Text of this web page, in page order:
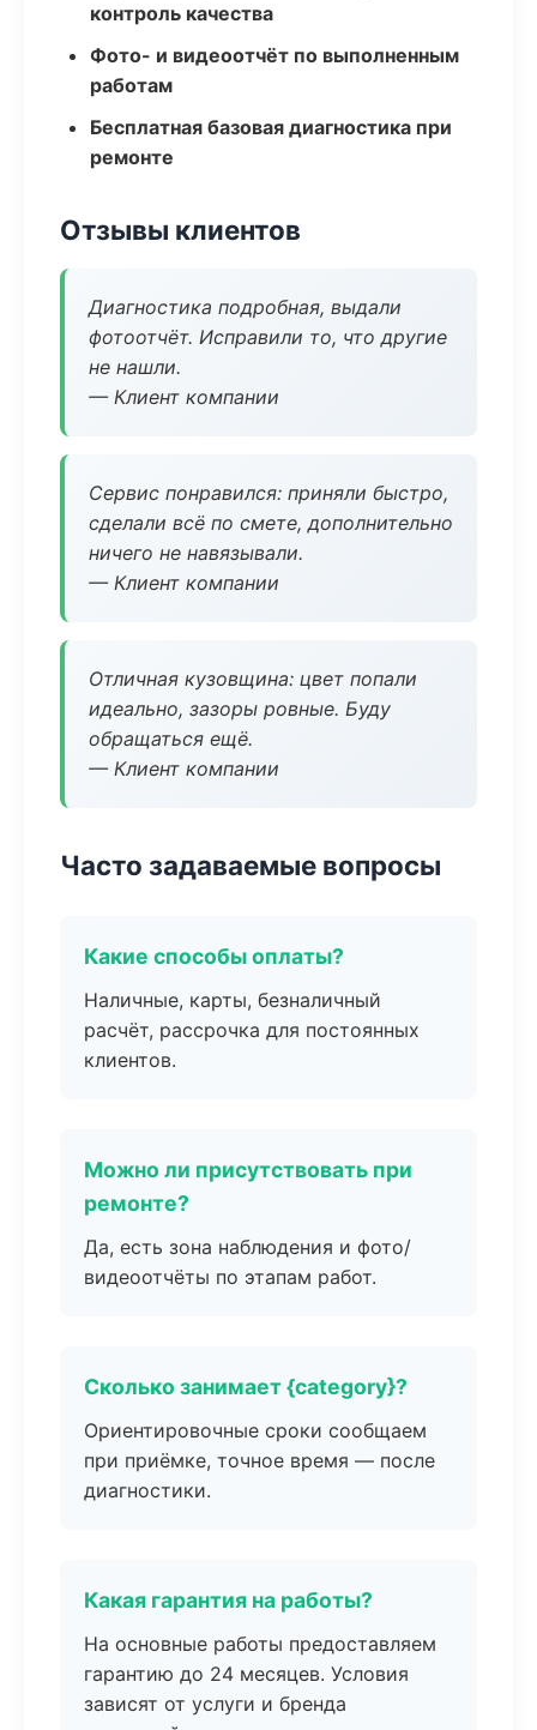
контроль качества
Фото- и видеоотчёт по выполненным
работам
Бесплатная базовая диагностика при
ремонте
Отзывы клиентов
Диагностика подробная, выдали
фотоотчёт. Исправили то, что другие
не нашли.
— Клиент компании
Сервис понравился: приняли быстро,
сделали всё по смете, дополнительно
ничего не навязывали.
— Клиент компании
Отличная кузовщина: цвет попали
идеально, зазоры ровные. Буду
обращаться ещё.
— Клиент компании
Часто задаваемые вопросы
Какие способы оплаты?
Наличные, карты, безналичный
расчёт, рассрочка для постоянных
клиентов.
Можно ли присутствовать при
ремонте?
Да, есть зона наблюдения и фото/
видеоотчёты по этапам работ.
Сколько занимает {category}?
Ориентировочные сроки сообщаем
при приёмке, точное время — после
диагностики.
Какая гарантия на работы?
На основные работы предоставляем
гарантию до 24 месяцев. Условия
зависят от услуги и бренда